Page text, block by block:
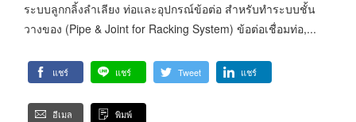
ระบบลูกกลิ้งลำเลียง ท่อและอุปกรณ์ข้อต่อ สำหรับทำระบบชั้น
วางของ (Pipe & Joint for Racking System) ข้อต่อเชื่อมท่อ,...
แชร์ แชร์ Tweet แชร์
อีเมล พิมพ์